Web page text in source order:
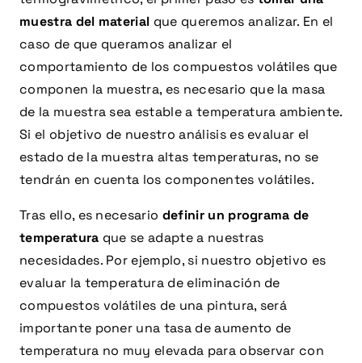
muestra del material que queremos analizar. En el
caso de que queramos analizar el
comportamiento de los compuestos volátiles que
componen la muestra, es necesario que la masa
de la muestra sea estable a temperatura ambiente.
Si el objetivo de nuestro análisis es evaluar el
estado de la muestra altas temperaturas, no se
tendrán en cuenta los componentes volátiles.
Tras ello, es necesario definir un programa de
temperatura que se adapte a nuestras
necesidades. Por ejemplo, si nuestro objetivo es
evaluar la temperatura de eliminación de
compuestos volátiles de una pintura, será
importante poner una tasa de aumento de
temperatura no muy elevada para observar con